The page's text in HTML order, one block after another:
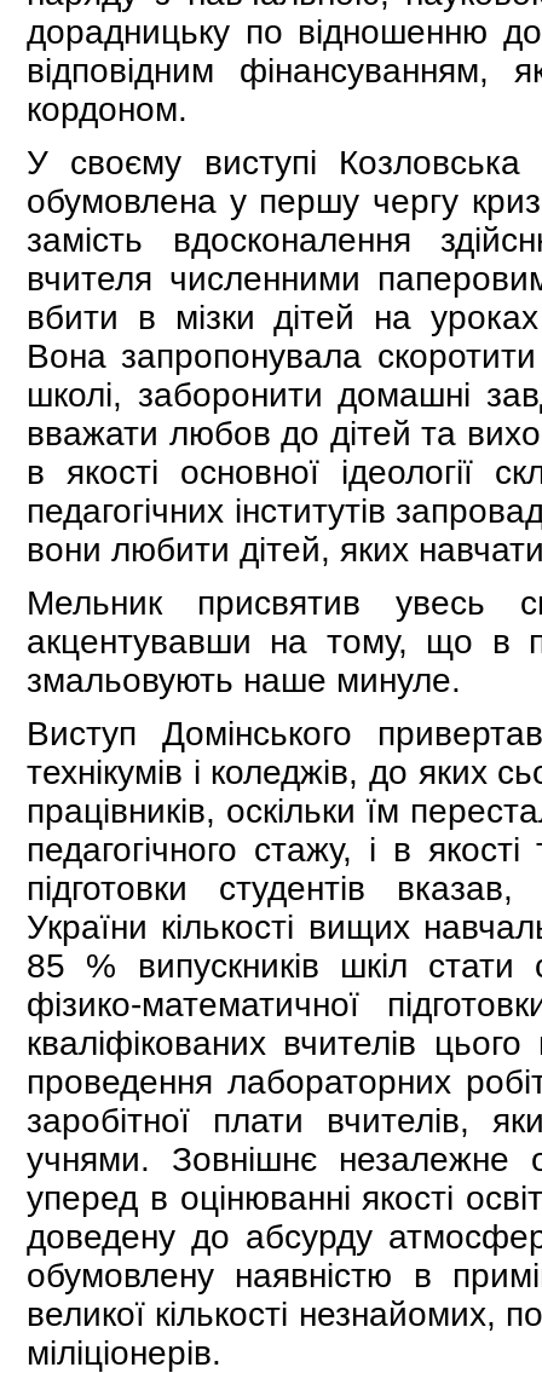
дорадницьку по відношенню до
відповідним
кордоном.
У своєму виступі Козловська
обумовлена у першу чергу
замість вдосконалення
вчителя численними
вбити в мізки дітей на уроках
Вона запропонувала
школі, заборонити домашні
вважати любов до дітей та
в якості основної ідеології
педагогічних інститутів
вони любити дітей, яких
Мельник присвятив увесь
акцентувавши на тому, що в
змальовують наше минуле.
Виступ Домінського
технікумів і коледжів, до яких
працівників, оскільки їм
педагогічного стажу, і в
підготовки студентів
України кількості вищих
85 % випускників шкіл стати
фізико-математичної
кваліфікованих вчителів
проведення лабораторних
заробітної плати вчителів,
учнями. Зовнішнє незалежне
уперед в оцінюванні якості
доведену до абсурду
обумовлену наявністю в
великої кількості незнайомих,
міліціонерів.